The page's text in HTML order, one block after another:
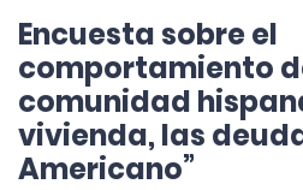
Encuesta sobreel
comportamiento
comunidad
vivienda, las
Americano”